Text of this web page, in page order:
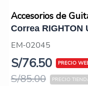
Accesorios de
Correa RIGHTON
EM-02045
S/85.00
S/76.50